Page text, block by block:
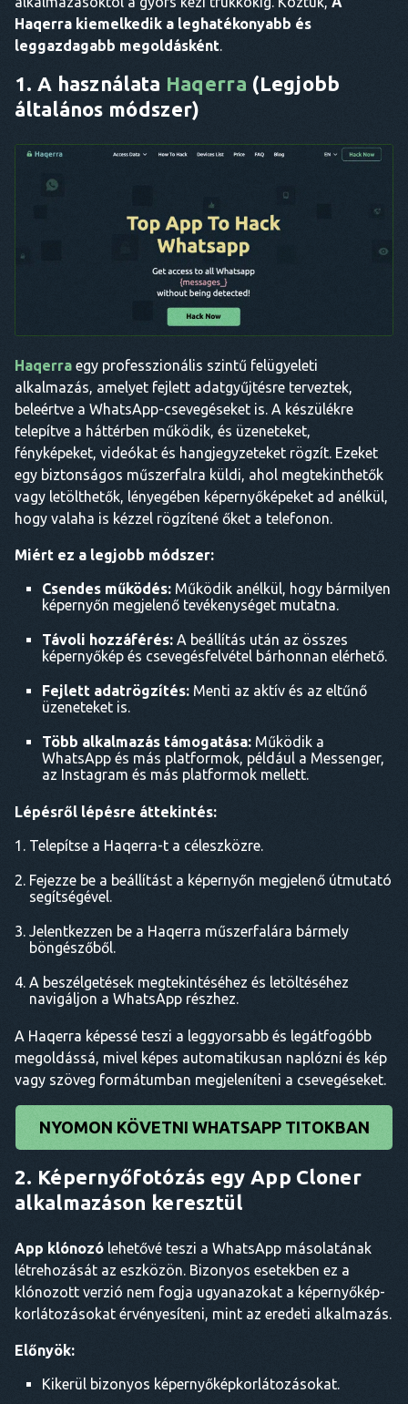
Haqerra kiemelkedik a leghatékonyabb és
leggazdagabb megoldásként.
1. A használata Haqerra (Legjobb
általános módszer)
Haqerra egy professzionális szintű felügyeleti
alkalmazás, amelyet fejlett adatgyűjtésre terveztek,
beleértve a WhatsApp-csevegéseket is. A készülékre
telepítve a háttérben működik, és üzeneteket,
fényképeket, videókat és hangjegyzeteket rögzít. Ezeket
egy biztonságos műszerfalra küldi, ahol megtekinthetők
vagy letölthetők, lényegében képernyőképeket ad anélkül,
hogy valaha is kézzel rögzítené őket a telefonon.
Miért ez a legjobb módszer:
Csendes működés: Működik anélkül, hogy bármilyen
képernyőn megjelenő tevékenységet mutatna.
Távoli hozzáférés: A beállítás után az összes
képernyőkép és csevegésfelvétel bárhonnan elérhető.
Fejlett adatrögzítés: Menti az aktív és az eltűnő
üzeneteket is.
Több alkalmazás támogatása: Működik a
WhatsApp és más platformok, például a Messenger,
az Instagram és más platformok mellett.
Lépésről lépésre áttekintés:
Telepítse a Haqerra-t a céleszközre.
Fejezze be a beállítást a képernyőn megjelenő útmutató
segítségével.
Jelentkezzen be a Haqerra műszerfalára bármely
böngészőből.
A beszélgetések megtekintéséhez és letöltéséhez
navigáljon a WhatsApp részhez.
A Haqerra képessé teszi a leggyorsabb és legátfogóbb
megoldássá, mivel képes automatikusan naplózni és kép
vagy szöveg formátumban megjeleníteni a csevegéseket.
NYOMON KÖVETNI WHATSAPP TITOKBAN
2. Képernyőfotózás egy App Cloner
alkalmazáson keresztül
App klónozó lehetővé teszi a WhatsApp másolatának
létrehozását az eszközön. Bizonyos esetekben ez a
klónozott verzió nem fogja ugyanazokat a képernyőkép-
korlátozásokat érvényesíteni, mint az eredeti alkalmazás.
Előnyök:
Kikerül bizonyos képernyőképkorlátozásokat.